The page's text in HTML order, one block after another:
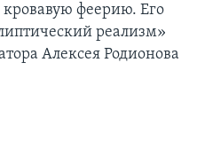
феерию. Его
реализм»
Алексея Родионова